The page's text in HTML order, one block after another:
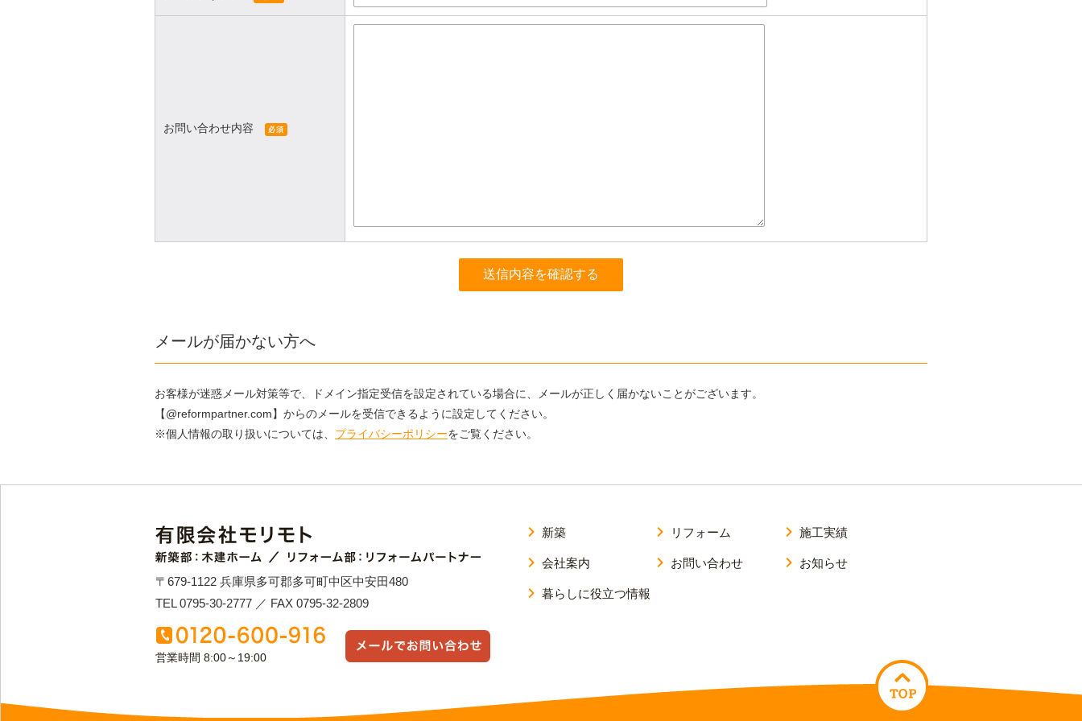
お問い合わせ内容 必須
メールが届かない方へ
お客様が迷惑メール対策等で、ドメイン指定受信を設定されている場合に、メールが正しく届かないことがございます。
【@reformpartner.com】からのメールを受信できるように設定してください。
※個人情報の取り扱いについては、 プライバシーポリシーをご覧ください。
〒679-1122 兵庫県多可郡多可町中区中安田480
TEL 0795-30-2777 ／ FAX 0795-32-2809
営業時間 8:00～19:00
新築 リフォーム 施工実績
会社案内 お問い合わせ お知らせ
暮らしに役立つ情報